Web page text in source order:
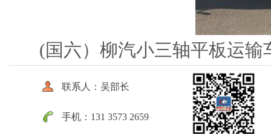
(国六）柳汽小三轴平板运输
联系人：吴部长
手机：131 3573 2659